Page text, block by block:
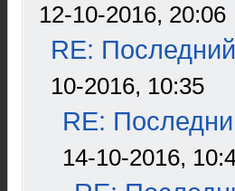
12-10-2016, 20:06
RE:
10-2016, 10:35
RE:
14-10-2016,